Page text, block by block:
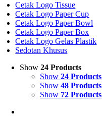
Cetak Logo Tissue
Cetak Logo Paper Cup
Cetak Logo Paper Bowl
Cetak Logo Paper Box
Cetak Logo Gelas Plastik
Sedotan Khusus
Show24 Products
Show24 Products
Show48 Products
Show 72 Products